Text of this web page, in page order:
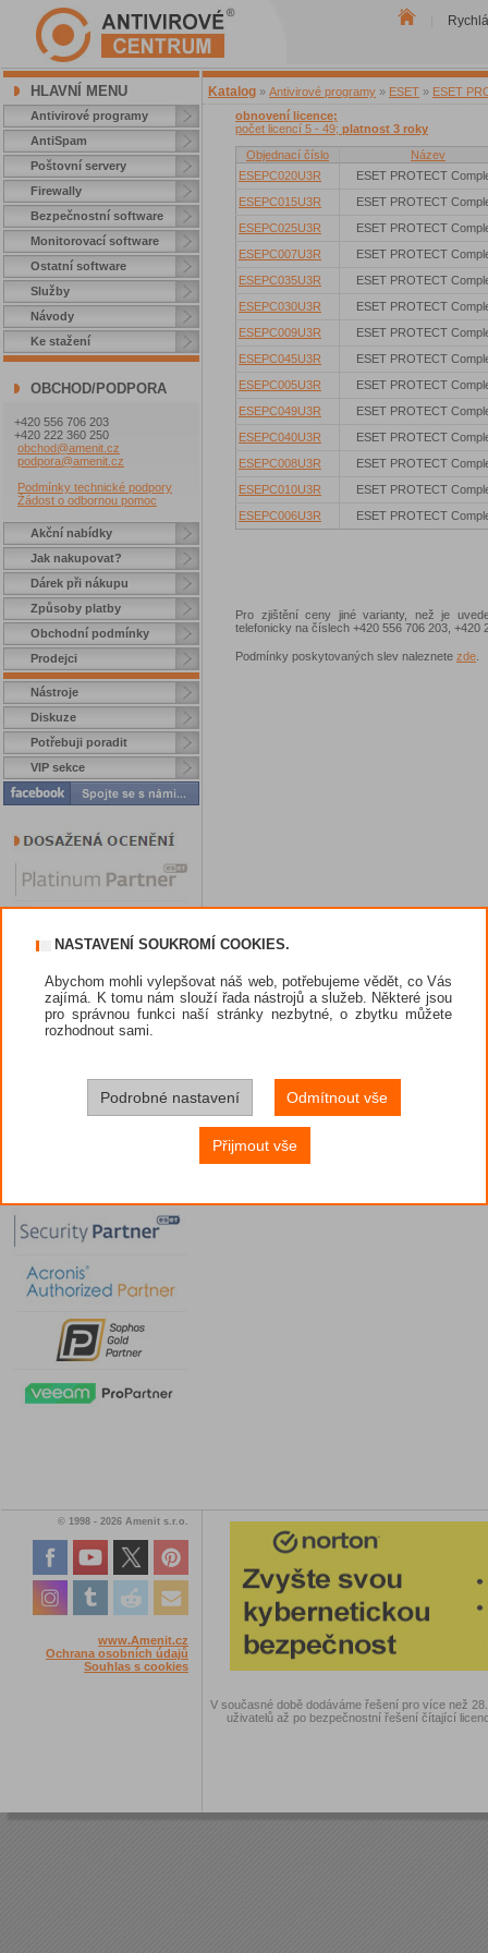
HLAVNÍ MENU
Antivirové programy
AntiSpam
Poštovní servery
Firewally
Bezpečnostní software
Monitorovací software
Ostatní software
Služby
Návody
Ke stažení
OBCHOD/PODPORA
+420 556 706 203
+420 222 360 250
obchod@amenit.cz
podpora@amenit.cz
Podmínky technické podpory
Žádost o odbornou pomoc
Akční nabídky
Jak nakupovat?
Dárek při nákupu
Způsoby platby
Obchodní podmínky
Prodejci
Nástroje
Diskuze
Potřebuji poradit
VIP sekce
Katalog » Antivirové programy » ESET » ESET
obnovení licence;
počet licencí 5 - 49; platnost 3 roky
Objednací číslo
Název
ESEPC020U3R
ESET PROTECT
ESEPC015U3R
ESET PROTECT
ESEPC025U3R
ESET PROTECT
ESEPC007U3R
ESET PROTECT
ESEPC035U3R
ESET PROTECT
ESEPC030U3R
ESET PROTECT
ESEPC009U3R
ESET PROTECT
ESEPC045U3R
ESET PROTECT
ESEPC005U3R
ESET PROTECT
ESEPC049U3R
ESET PROTECT
ESEPC040U3R
ESET PROTECT
ESEPC008U3R
ESET PROTECT
ESEPC010U3R
ESET PROTECT
ESEPC006U3R
ESET PROTECT
Pro zjištění ceny jiné varianty, než je
telefonicky na číslech +420 556 706 203, +420
Podmínky poskytovaných slev naleznete zde
© 1998 - 2026 Amenit s.r.o.
www.Amenit.cz
Ochrana osobních údajů
Souhlas s cookies
V současné době dodáváme řešení pro více než
uživatelů až po bezpečnostní řešení čítající
NASTAVENÍ SOUKROMÍ COOKIES.
Abychom mohli vylepšovat náš web, potřebujeme vědět, co Vás
zajímá. K tomu nám slouží řada nástrojů a služeb. Některé jsou
pro správnou funkci naší stránky nezbytné, o zbytku můžete
rozhodnout sami.
Podrobné nastavení Odmítnout vše
Přijmout vše